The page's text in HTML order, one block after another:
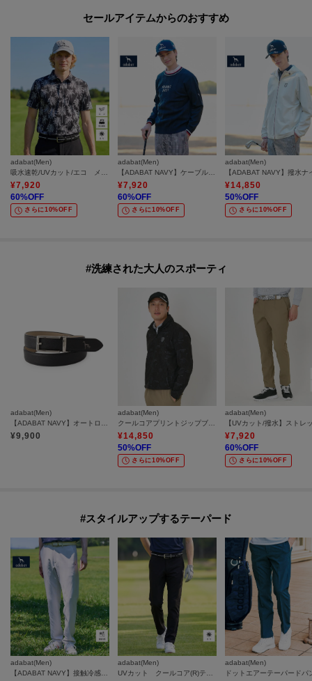
セールアイテムからのおすすめ
adabat(Men)
吸水速乾/UVカット/エコ メッシュヤシプリント半袖ポロシャツ
¥7,920
60%OFF
さらに10%OFF
adabat(Men)
【ADABAT NAVY】ケーブルストライプクルーニット
¥7,920
60%OFF
さらに10%OFF
adabat(Men)
¥14,850
50%OFF
さらに10%OFF
#洗練された大人のスポーティ
adabat(Men)
¥9,900
adabat(Men)
¥14,850
50%OFF
さらに10%OFF
adabat(Men)
¥7,920
60%OFF
さらに10%OFF
#スタイルアップするテーパード
adabat(Men)
【ADABAT NAVY】接触冷感 ダブルクロステーパードパンツ
adabat(Men)
UVカット クールコア(R)テーパードパンツ
adabat(Men)
ドットエアーテーパードパ